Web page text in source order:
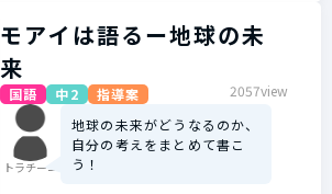
モアイは語るー地球の未
来
国語 中2 指導案 2057view
トラチーニ
地球の未来がどうなるのか、
自分の考えをまとめて書こ
う！